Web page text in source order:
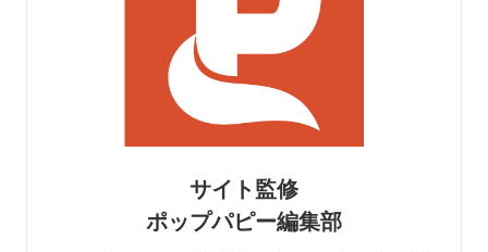
サイト監修
ポップパピー編集部